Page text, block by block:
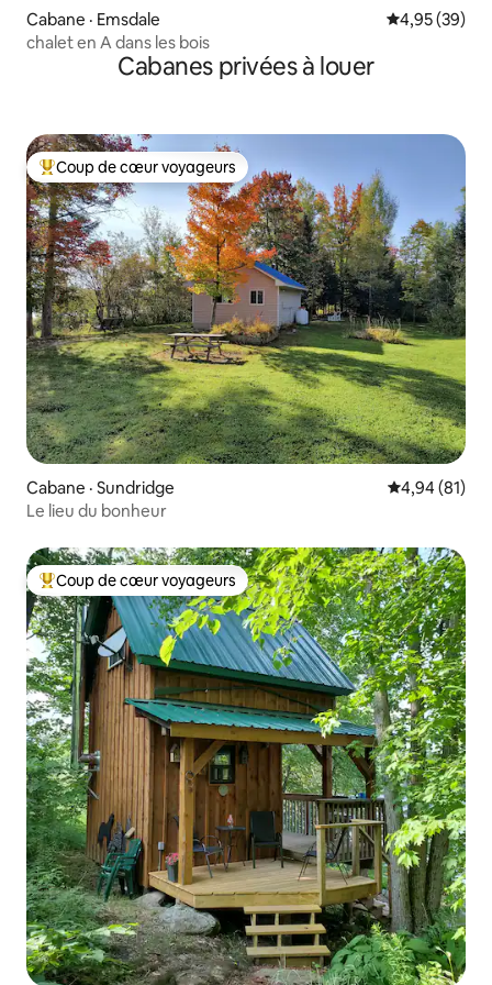
Cabane · Emsdale Note
4,95 (39)
chalet en A dans les bois
Cabanes privées à louer
Coup de cœur voyageurs parmi les plus aimés
Coup de cœur voyageurs
Cabane · Sundridge Note
4,94 (81)
Le lieu du bonheur
Coup de cœur voyageurs parmi les plus aimés
Coup de cœur voyageurs